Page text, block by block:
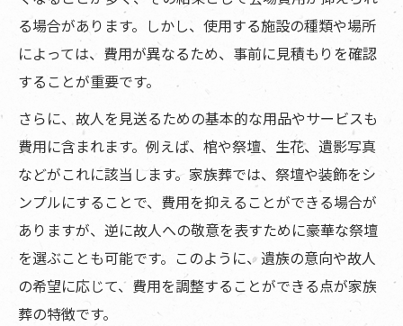
る場合があります。しかし、使用する施設の種類や場所
によっては、費用が異なるため、事前に見積もりを確認
することが重要です。
さらに、故人を見送るための基本的な用品やサービスも
費用に含まれます。例えば、棺や祭壇、生花、遺影写真
などがこれに該当します。家族葬では、祭壇や装飾をシ
ンプルにすることで、費用を抑えることができる場合が
ありますが、逆に故人への敬意を表すために豪華な祭壇
を選ぶことも可能です。このように、遺族の意向や故人
の希望に応じて、費用を調整することができる点が家族
葬の特徴です。